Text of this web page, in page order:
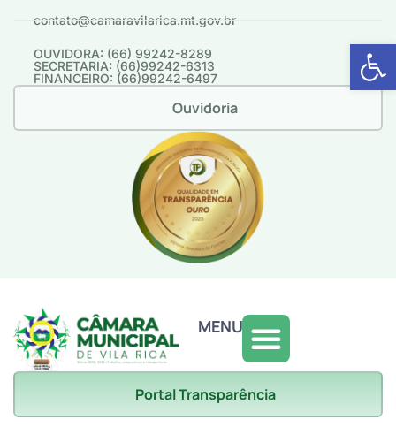
Abrir
contato@camaravilarica.mt.gov.br
OUVIDORA: (66) 99242-8289
SECRETARIA: (66)99242-6313
FINANCEIRO: (66)99242-6497
Ouvidoria
MENU
Portal Transparência